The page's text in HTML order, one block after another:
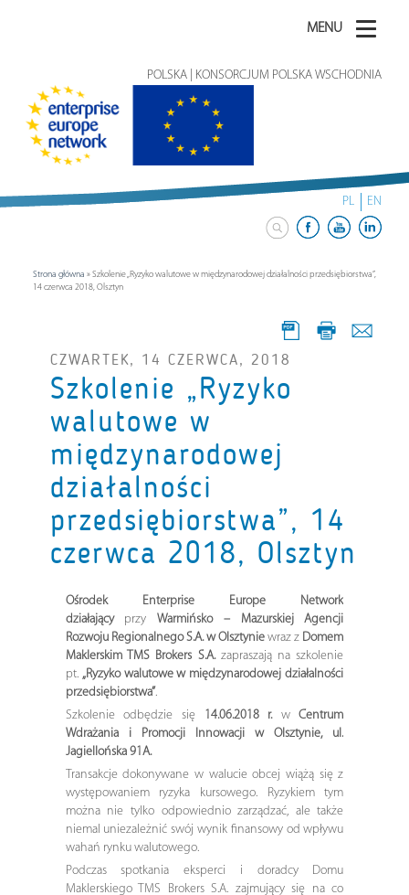
MENU
POLSKA | KONSORCJUM POLSKA WSCHODNIA
PL EN
Strona główna »Szkolenie „Ryzyko walutowe w międzynarodowej działalności przedsiębiorstwa”,
14 czerwca 2018, Olsztyn
CZWARTEK, 14 CZERWCA, 2018
Szkolenie „Ryzyko
walutowe w
międzynarodowej
działalności
przedsiębiorstwa”, 14
czerwca 2018, Olsztyn
Ośrodek Enterprise Europe Network
działającyprzyWarmińsko – Mazurskiej Agencji
Rozwoju Regionalnego S.A. w Olsztynie wraz z Domem
Maklerskim TMS Brokers S.A. zapraszają na szkolenie
pt. „Ryzyko walutowe w międzynarodowej działalności
przedsiębiorstwa”.
Szkolenie odbędzie się 14.06.2018 r.wCentrum
Wdrażania i Promocji Innowacji w Olsztynie, ul.
Jagiellońska 91A.
Transakcje dokonywane w walucie obcej wiążą się z
występowaniem ryzyka kursowego. Ryzykiem tym
można nie tylko odpowiednio zarządzać, ale także
niemal uniezależnić swój wynik finansowy od wpływu
wahań rynku walutowego.
Podczas spotkania eksperci i doradcy Domu
Maklerskiego TMS Brokers S.A. zajmujący się na co